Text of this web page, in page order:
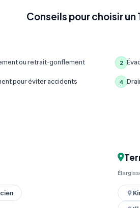
Conseils pour choisir un
ou retrait-gonflement 2
pour éviter accidents 4